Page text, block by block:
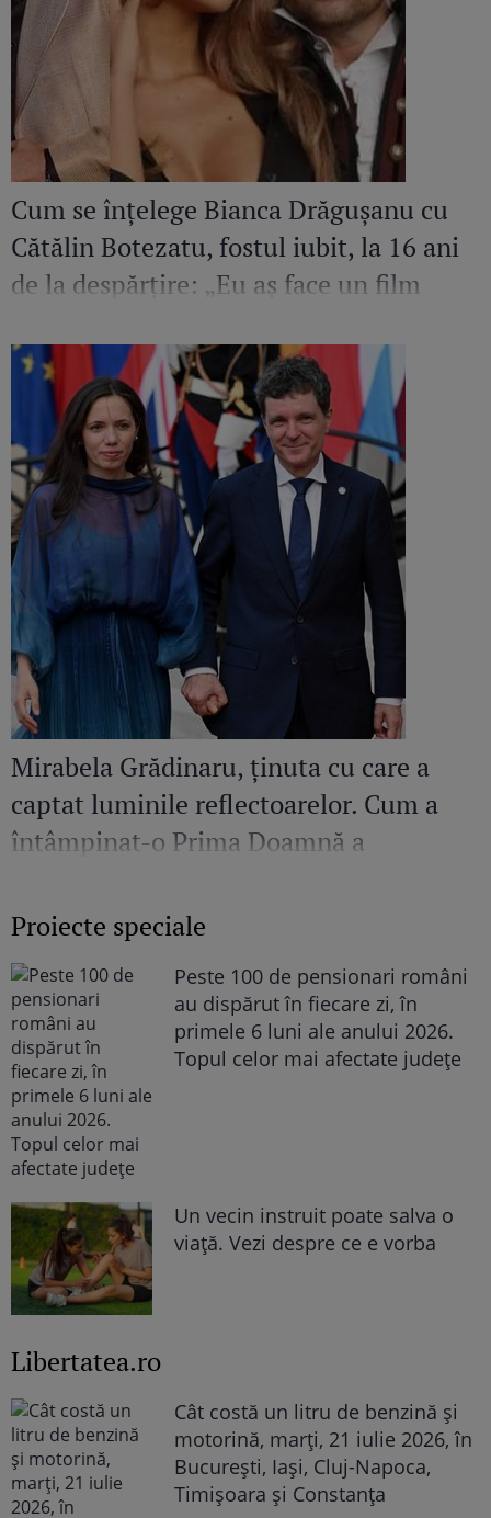
Cum se înțelege Bianca Drăgușanu cu
Cătălin Botezatu, fostul iubit, la 16 ani
de la despărțire: „Eu aș face un film
cunosc un om de calitatea aceasta”
Mirabela Grădinaru, ținuta cu care a
captat luminile reflectoarelor. Cum a
întâmpinat-o Prima Doamnă a
Proiecte speciale
Peste 100 de pensionari români
au dispărut în fiecare zi, în
primele 6 luni ale anului 2026.
Topul celor mai afectate județe
Un vecin instruit poate salva o
viață. Vezi despre ce e vorba
Libertatea.ro
Cât costă un litru de benzină și
motorină, marți, 21 iulie 2026, în
București, Iași, Cluj-Napoca,
Timișoara și Constanța